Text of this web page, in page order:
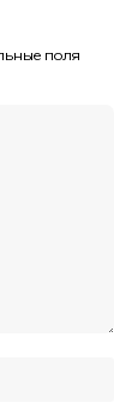
поля